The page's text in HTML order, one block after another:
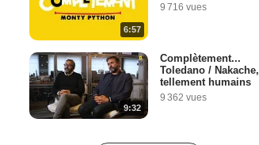
6:57
9 716 vues
9:32
Complètement...
Toledano / Nakache,
tellement humains
9 362 vues